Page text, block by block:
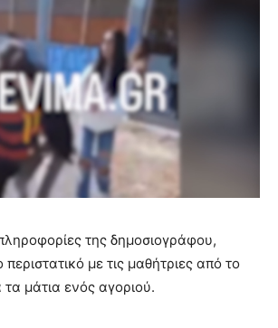
της δημοσιογράφου,
με τις μαθήτριες από το
μάτια ενός αγοριού.